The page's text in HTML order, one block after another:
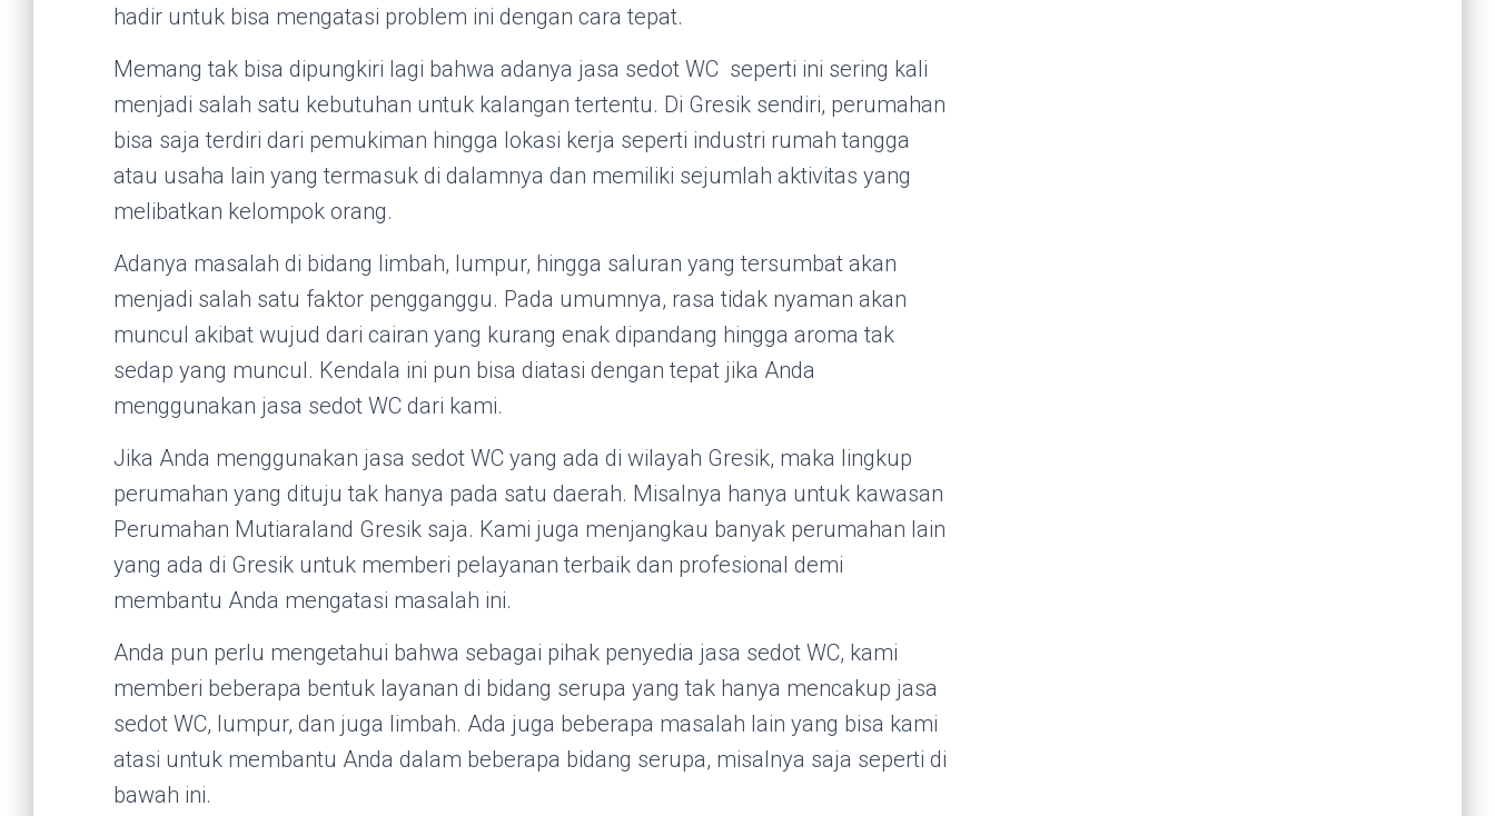
hadir untuk bisa mengatasi problem ini dengan cara tepat.
Memang tak bisa dipungkiri lagi bahwa adanya jasa sedot WC seperti ini sering kali
menjadi salah satu kebutuhan untuk kalangan tertentu. Di Gresik sendiri, perumahan
bisa saja terdiri dari pemukiman hingga lokasi kerja seperti industri rumah tangga
atau usaha lain yang termasuk di dalamnya dan memiliki sejumlah aktivitas yang
melibatkan kelompok orang.
Adanya masalah di bidang limbah, lumpur, hingga saluran yang tersumbat akan
menjadi salah satu faktor pengganggu. Pada umumnya, rasa tidak nyaman akan
muncul akibat wujud dari cairan yang kurang enak dipandang hingga aroma tak
sedap yang muncul. Kendala ini pun bisa diatasi dengan tepat jika Anda
menggunakan jasa sedot WC dari kami.
Jika Anda menggunakan jasa sedot WC yang ada di wilayah Gresik, maka lingkup
perumahan yang dituju tak hanya pada satu daerah. Misalnya hanya untuk kawasan
Perumahan Mutiaraland Gresik saja. Kami juga menjangkau banyak perumahan lain
yang ada di Gresik untuk memberi pelayanan terbaik dan profesional demi
membantu Anda mengatasi masalah ini.
Anda pun perlu mengetahui bahwa sebagai pihak penyedia jasa sedot WC, kami
memberi beberapa bentuk layanan di bidang serupa yang tak hanya mencakup jasa
sedot WC, lumpur, dan juga limbah. Ada juga beberapa masalah lain yang bisa kami
atasi untuk membantu Anda dalam beberapa bidang serupa, misalnya saja seperti di
bawah ini.